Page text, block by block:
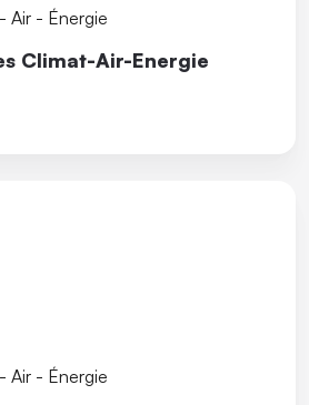
Air - Énergie
Climat-Air-Energie
Air - Énergie